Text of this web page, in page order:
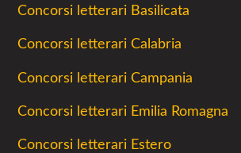
Concorsi letterari Basilicata
Concorsi letterari Calabria
Concorsi letterari Campania
Concorsi letterari Emilia Romagna
Concorsi letterari Estero